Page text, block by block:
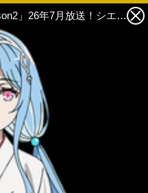
「探偵はもう、死んでいる。Season2」26年7月放送！シエスタらの新録ボイス聴けるPVも公開 3枚目の写真・画像